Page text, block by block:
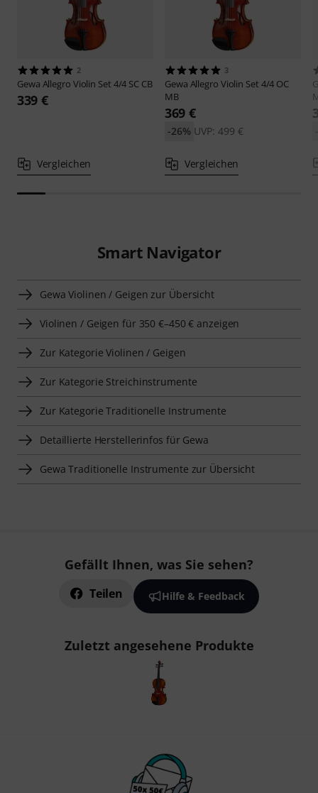
2
Gewa Allegro Violin Set 4/4 SC CB
339 €
Vergleichen
3
Gewa Allegro Violin Set 4/4 OC
MB
369 €
UVP: 499 €
-26%
Vergleichen
Smart Navigator
Gewa Violinen / Geigen zur Übersicht
Violinen / Geigen für 350 €–450 € anzeigen
Zur Kategorie Violinen / Geigen
Zur Kategorie Streichinstrumente
Zur Kategorie Traditionelle Instrumente
Detaillierte Herstellerinfos für Gewa
Gewa Traditionelle Instrumente zur Übersicht
Gefällt Ihnen, was Sie sehen?
Teilen Hilfe & Feedback
Zuletzt angesehene Produkte